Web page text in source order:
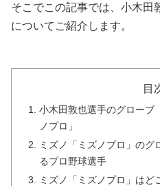
そこでこの記事では、小木田
についてご紹介します。
目
小木田敦也選手のグローブ
ノプロ」
ミズノ「ミズノプロ」のグ
るプロ野球選手
ミズノ「ミズノプロ」はど